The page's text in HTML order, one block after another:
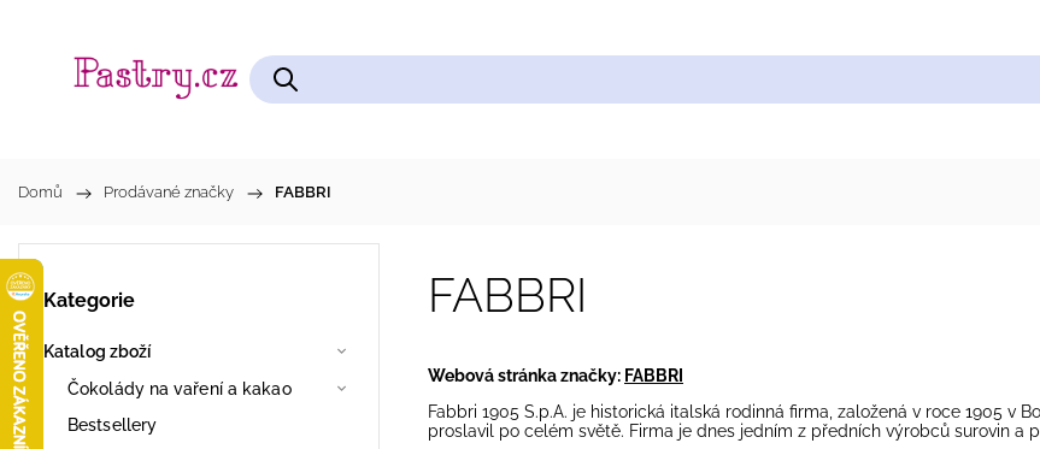
Domů / Prodávané značky / FABBRI
Kategorie
Katalog zboží
Čokolády na vaření a kakao
Bestsellery
FABBRI
Webová stránka značky: FABBRI
Fabbri 1905 S.p.A. je historická italská rodinná firma, založená v roce 1905 v
proslavil po celém světě. Firma je dnes jedním z předních výrobců surovin a